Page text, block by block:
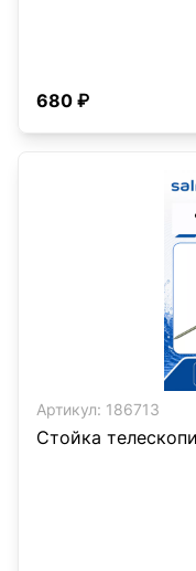
680 ₽
Артикул: 186713
Стойка